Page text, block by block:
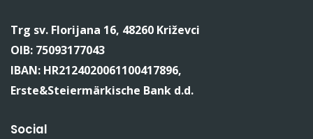
Trg sv. Florijana 16, 48260 Križevci
OIB: 75093177043
IBAN: HR2124020061100417896,
Erste&Steiermärkische Bank d.d.
Social